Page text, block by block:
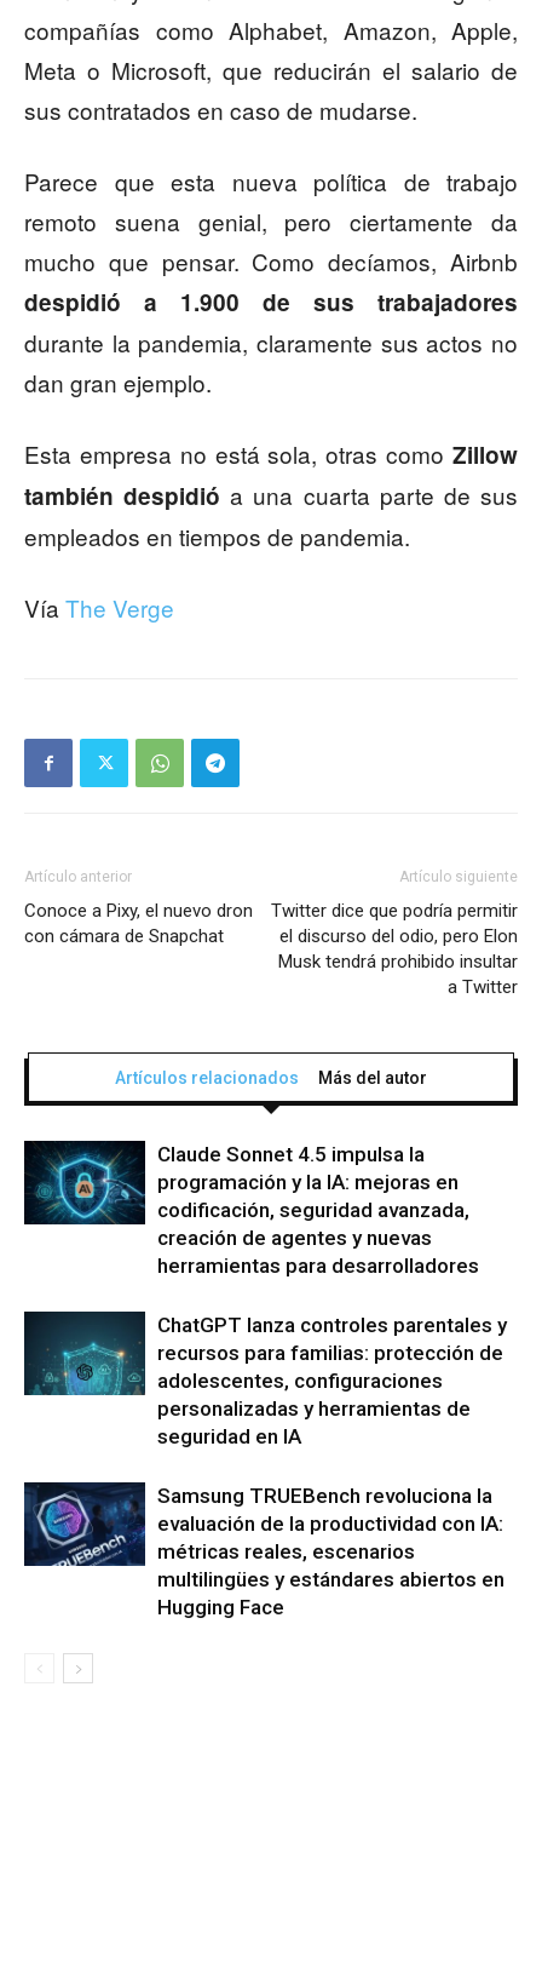
compañías como Alphabet, Amazon, Apple,
Meta o Microsoft, que reducirán el salario de
sus contratados en caso de mudarse.
Parece que esta nueva política de trabajo
remoto suena genial, pero ciertamente da
mucho que pensar. Como decíamos, Airbnb
despidió a 1.900 de sus trabajadores
durante la pandemia, claramente sus actos no
dan gran ejemplo.
Esta empresa no está sola, otras como Zillow
también despidió a una cuarta parte de sus
empleados en tiempos de pandemia.
Vía The Verge
Artículo anterior
Conoce a Pixy, el nuevo dron
con cámara de Snapchat
Artículo siguiente
Twitter dice que podría permitir
el discurso del odio, pero Elon
Musk tendrá prohibido insultar
a Twitter
Artículos relacionados Más del autor
Claude Sonnet 4.5 impulsa la
programación y la IA: mejoras en
codificación, seguridad avanzada,
creación de agentes y nuevas
herramientas para desarrolladores
ChatGPT lanza controles parentales y
recursos para familias: protección de
adolescentes, configuraciones
personalizadas y herramientas de
seguridad en IA
Samsung TRUEBench revoluciona la
evaluación de la productividad con IA:
métricas reales, escenarios
multilingües y estándares abiertos en
Hugging Face